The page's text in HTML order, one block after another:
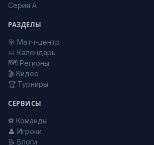
Серия А
РАЗДЕЛЫ
🎯 Матч-центр
📅 Календарь
🗺️ Регионы
🎬 Видео
🏆 Турниры
СЕРВИСЫ
⚽ Команды
👤 Игроки
📝 Блоги